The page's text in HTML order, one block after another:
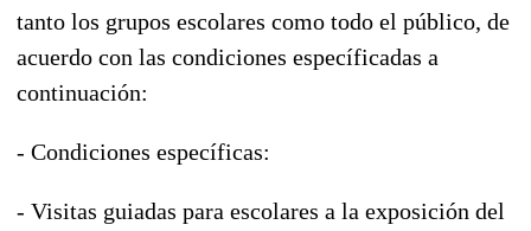
tanto los grupos escolares como todo el público, de
acuerdo con las condiciones específicadas a
continuación:
- Condiciones específicas:
- Visitas guiadas para escolares a la exposición del